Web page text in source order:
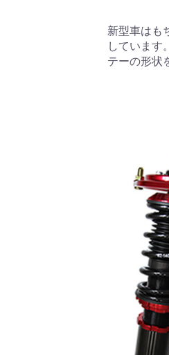
新型車はも
しています
テーの形状